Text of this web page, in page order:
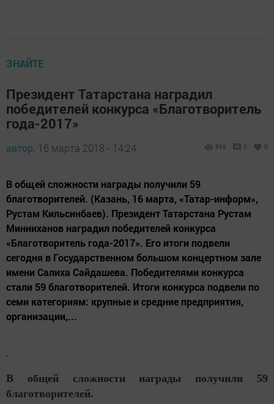
ЗНАЙТЕ
Президент Татарстана наградил
победителей конкурса «Благотворитель
года-2017»
автор, 16 марта 2018 - 14:24 869 0 0
В общей сложности награды получили 59
благотворителей. (Казань, 16 марта, «Татар-информ»,
Рустам Кильсинбаев). Президент Татарстана Рустам
Минниханов наградил победителей конкурса
«Благотворитель года-2017». Его итоги подвели
сегодня в Государственном большом концертном зале
имени Салиха Сайдашева. Победителями конкурса
стали 59 благотворителей. Итоги конкурса подвели по
семи категориям: крупные и средние предприятия,
организации,...
В общей сложности награды получили 59
благотворителей.